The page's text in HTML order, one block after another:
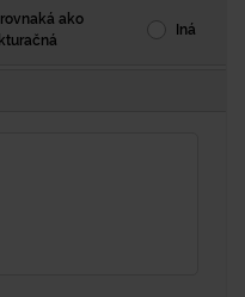
ako
Iná